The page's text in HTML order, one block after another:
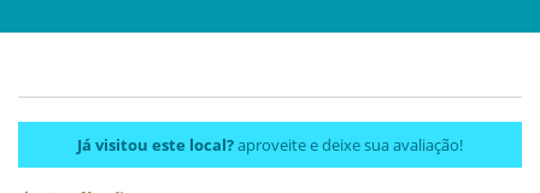
Já visitou este local?aproveite e deixe sua avaliação!